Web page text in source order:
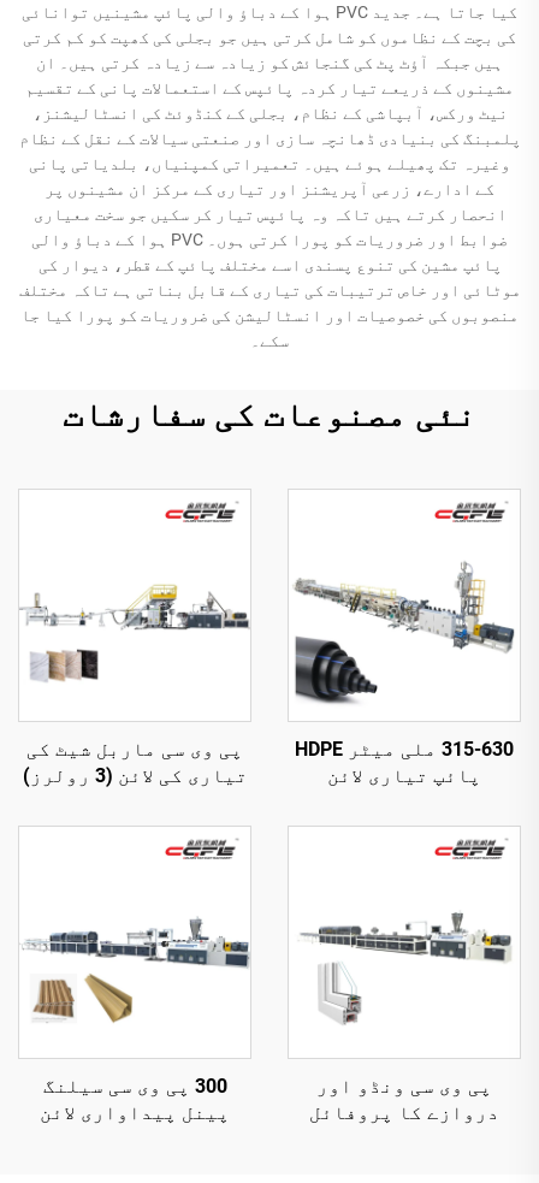
کیا جاتا ہے۔ جدید PVC ہوا کے دباؤ والی پائپ مشینیں توانائی
کی بچت کے نظاموں کو شامل کرتی ہیں جو بجلی کی کھپت کو کم کرتی
ہیں جبکہ آؤٹ پٹ کی گنجائش کو زیادہ سے زیادہ کرتی ہیں۔ ان
مشینوں کے ذریعے تیار کردہ پائپس کے استعمالات پانی کے تقسیم
نیٹ ورکس، آبپاشی کے نظام، بجلی کے کنڈوئٹ کی انسٹالیشنز،
پلمبنگ کی بنیادی ڈھانچہ سازی اور صنعتی سیالات کے نقل کے نظام
وغیرہ تک پھیلے ہوئے ہیں۔ تعمیراتی کمپنیاں، بلدیاتی پانی
کے ادارے، زرعی آپریشنز اور تیاری کے مرکز ان مشینوں پر
انحصار کرتے ہیں تاکہ وہ پائپس تیار کر سکیں جو سخت معیاری
ضوابط اور ضروریات کو پورا کرتی ہوں۔ PVC ہوا کے دباؤ والی
پائپ مشین کی تنوع پسندی اسے مختلف پائپ کے قطر، دیوار کی
موٹائی اور خاص ترتیبات کی تیاری کے قابل بناتی ہے تاکہ مختلف
منصوبوں کی خصوصیات اور انسٹالیشن کی ضروریات کو پورا کیا جا
سکے۔
نئی مصنوعات کی سفارشات
315-630 ملی میٹر HDPE
پائپ تیاری لائن
پی وی سی ماربل شیٹ کی
تیاری کی لائن (3 رولرز)
پی وی سی ونڈو اور
دروازے کا پروفائل
300 پی وی سی سیلنگ
پینل پیداواری لائن